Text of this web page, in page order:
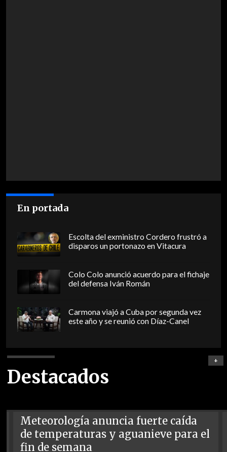
En portada
Escolta del exministro Cordero frustró a
disparos un portonazo en Vitacura
Colo Colo anunció acuerdo para el fichaje
del defensa Iván Román
Carmona viajó a Cuba por segunda vez
este año y se reunió con Díaz-Canel
Destacados
+
Meteorología anuncia fuerte caída
de temperaturas y aguanieve para el
fin de semana